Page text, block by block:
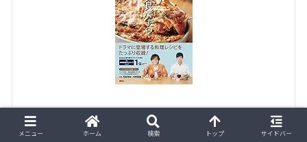
公式ガイド&レシピ きのう何食べた? ~シロさ
メニュー ホーム 検索 トップ サイドバー